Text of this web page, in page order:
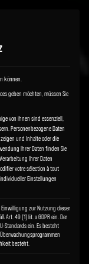
können.
geben möchten, müssen Sie
von ihnen sind essenziell,
Personenbezogene Daten
und Inhalte oder die
Ihrer Daten finden Sie
Ihrer Daten
votre sélection à tout
Einstellungen
Einwilligung zur Nutzung dieser
Art. 49 (1) lit. a GDPR ein. Der
Standards ein. Es besteht
besteht.